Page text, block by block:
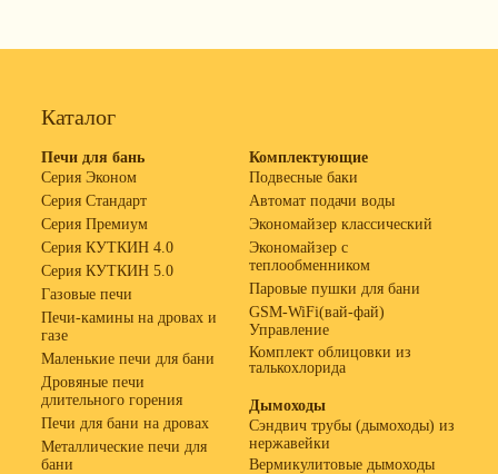
Каталог
Печи для бань
Серия Эконом
Серия Стандарт
Серия Премиум
Серия КУТКИН 4.0
Серия КУТКИН 5.0
Газовые печи
Печи-камины на дровах и
газе
Маленькие печи для бани
Дровяные печи
длительного горения
Печи для бани на дровах
Металлические печи для
бани
Комплектующие
Подвесные баки
Автомат подачи воды
Экономайзер классический
Экономайзер с
теплообменником
Паровые пушки для бани
GSM-WiFi(вай-фай)
Управление
Комплект облицовки из
талькохлорида
Дымоходы
Сэндвич трубы (дымоходы) из
нержавейки
Вермикулитовые дымоходы